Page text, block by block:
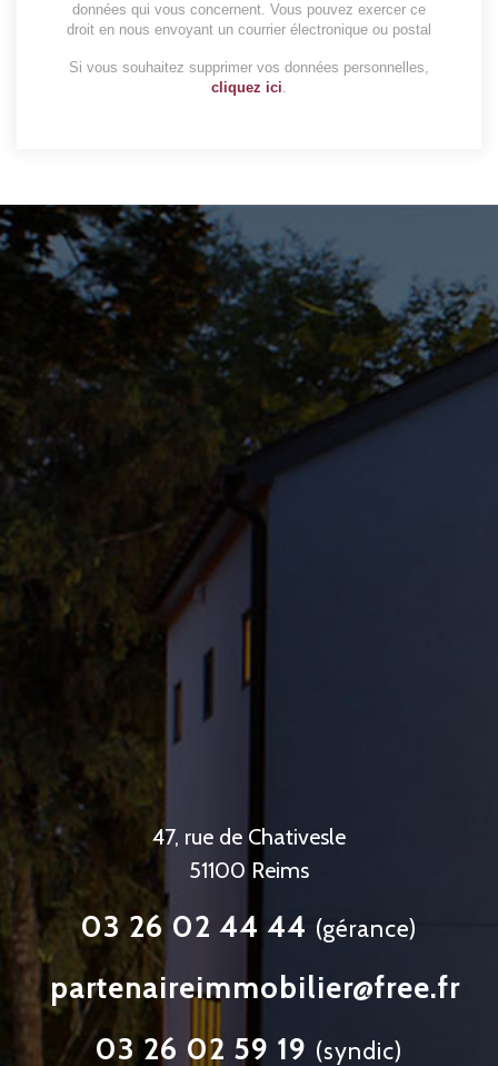
données qui vous concernent. Vous pouvez exercer ce
droit en nous envoyant un courrier électronique ou postal
Si vous souhaitez supprimer vos données personnelles,
cliquez ici.
47, rue de Chativesle
51100 Reims
03 26 02 44 44 (gérance)
partenaireimmobilier@free.fr
03 26 02 59 19 (syndic)